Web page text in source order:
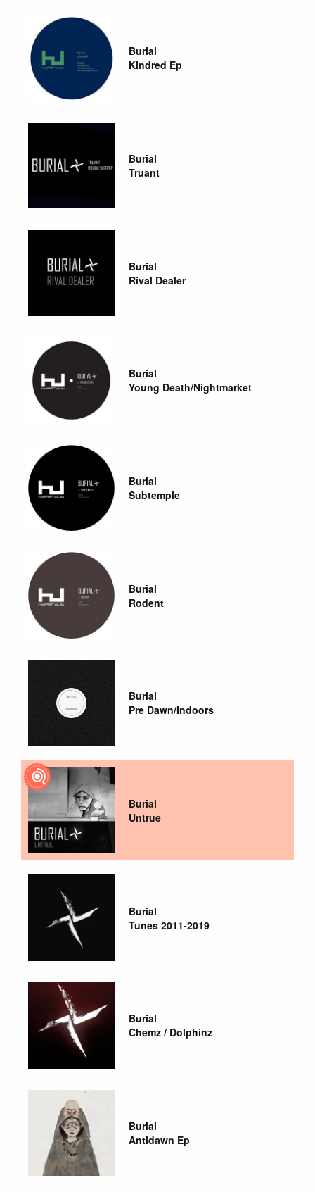
Burial
Kindred Ep
Burial
Truant
Burial
Rival Dealer
Burial
Young Death/Nightmarket
Burial
Subtemple
Burial
Rodent
Burial
Pre Dawn/Indoors
Burial
Untrue
Burial
Tunes 2011-2019
Burial
Chemz / Dolphinz
Burial
Antidawn Ep